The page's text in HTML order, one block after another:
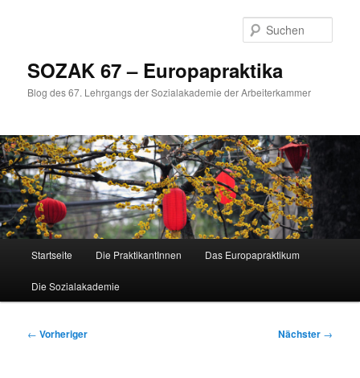
SOZAK 67 – Europapraktika
Blog des 67. Lehrgangs der Sozialakademie der Arbeiterkammer
Startseite Die PraktikantInnen Das Europapraktikum
Die Sozialakademie
Beitragsnavigation
← Vorheriger Nächster →